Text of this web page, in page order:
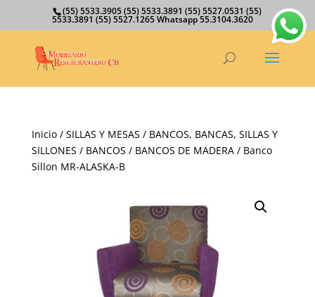
(55) 5533.3905 (55) 5533.3891 (55) 5527.0531 (55)
5533.3891 (55) 5527.1265 Whatsapp 55.3104.3620
Inicio/ SILLAS Y MESAS / BANCOS, BANCAS, SILLAS Y
SILLONES / BANCOS / BANCOS DE MADERA/ Banco
Sillon MR-ALASKA-B